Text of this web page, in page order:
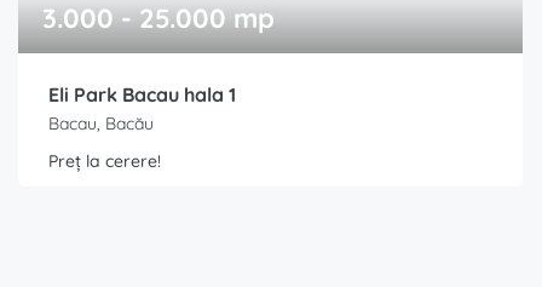
3.000 - 25.000 mp
Eli Park Bacau hala 1
Bacau, Bacău
Preț la cerere!